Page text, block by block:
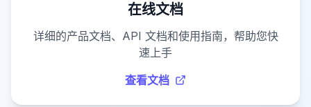
在线文档
详细的产品文档、API 文档和使用指南，帮助您快
速上手
查看文档